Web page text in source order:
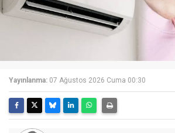
Yayınlanma: 07 Ağustos 2026 Cuma 00:30